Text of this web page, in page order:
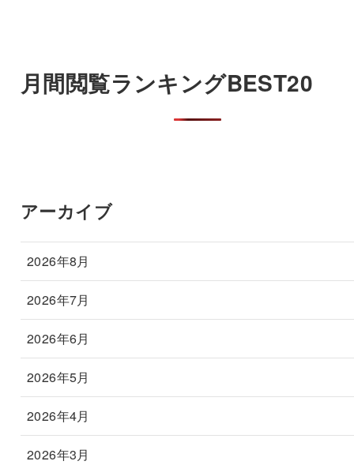
月間閲覧ランキングBEST20
アーカイブ
2026年8月
2026年7月
2026年6月
2026年5月
2026年4月
2026年3月